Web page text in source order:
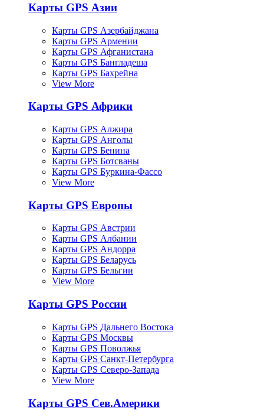
Карты GPS Азии
Карты GPS Азербайджана
Карты GPS Армении
Карты GPS Афганистана
Карты GPS Бангладеша
Карты GPS Бахрейна
View More
Карты GPS Африки
Карты GPS Алжира
Карты GPS Анголы
Карты GPS Бенина
Карты GPS Ботсваны
Карты GPS Буркина-Фассо
View More
Карты GPS Европы
Карты GPS Австрии
Карты GPS Албании
Карты GPS Андорра
Карты GPS Беларусь
Карты GPS Бельгии
View More
Карты GPS России
Карты GPS Дальнего Востока
Карты GPS Москвы
Карты GPS Поволжья
Карты GPS Санкт-Петербурга
Карты GPS Северо-Запада
View More
Карты GPS Сев.Америки